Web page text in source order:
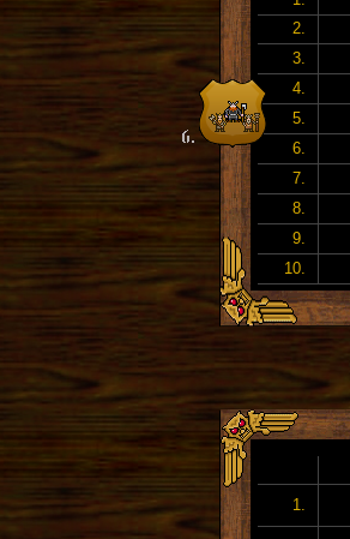
2.
3.
4.
5.
6.
7.
8.
9.
10.
1.